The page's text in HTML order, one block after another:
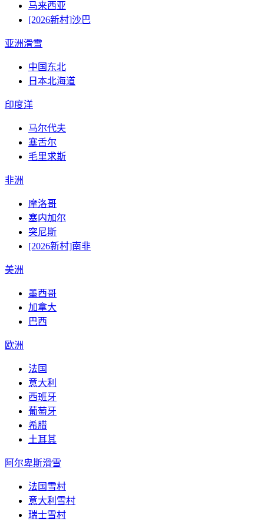
马来西亚
[2026新村]沙巴
亚洲滑雪
中国东北
日本北海道
印度洋
马尔代夫
塞舌尔
毛里求斯
非洲
摩洛哥
塞内加尔
突尼斯
[2026新村]南非
美洲
墨西哥
加拿大
巴西
欧洲
法国
意大利
西班牙
葡萄牙
希腊
土耳其
阿尔卑斯滑雪
法国雪村
意大利雪村
瑞士雪村